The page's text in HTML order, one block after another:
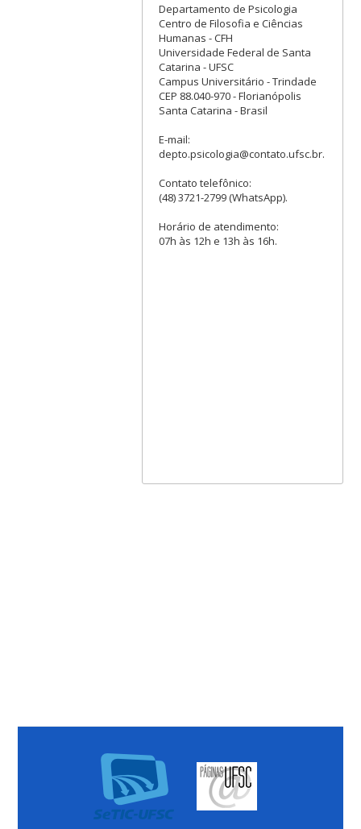
Departamento de Psicologia
Centro de Filosofia e Ciências
Humanas - CFH
Universidade Federal de Santa
Catarina - UFSC
Campus Universitário - Trindade
CEP 88.040-970 - Florianópolis
Santa Catarina - Brasil
E-mail:
depto.psicologia@contato.ufsc.br.
Contato telefônico:
(48) 3721-2799 (WhatsApp).
Horário de atendimento:
07h às 12h e 13h às 16h.